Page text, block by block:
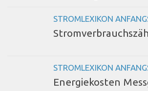
STROMLEXIKON
STROMLEXIKON
Energiekosten